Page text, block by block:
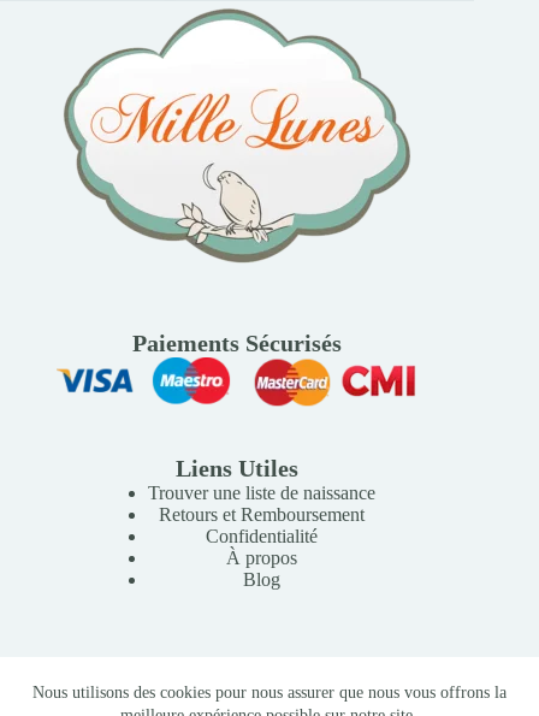
Nous utilisons des cookies pour nous assurer que nous vous offrons la
Paiements Sécurisés
Liens Utiles
Trouver une liste de naissance
Retours et Remboursement
Confidentialité
À propos
Blog
Copyright © 2026 Mille Lunes - Création du site :
Baptiste
-Conditions Générales de Vente